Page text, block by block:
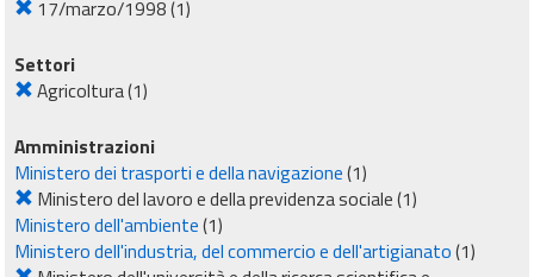
17/marzo/1998(1)
Settori
Agricoltura(1)
Amministrazioni
Ministero dei trasporti e della navigazione(1)
Ministero del lavoro e della previdenza sociale(1)
Ministero dell'ambiente(1)
Ministero dell'industria, del commercio e dell'artigianato(1)